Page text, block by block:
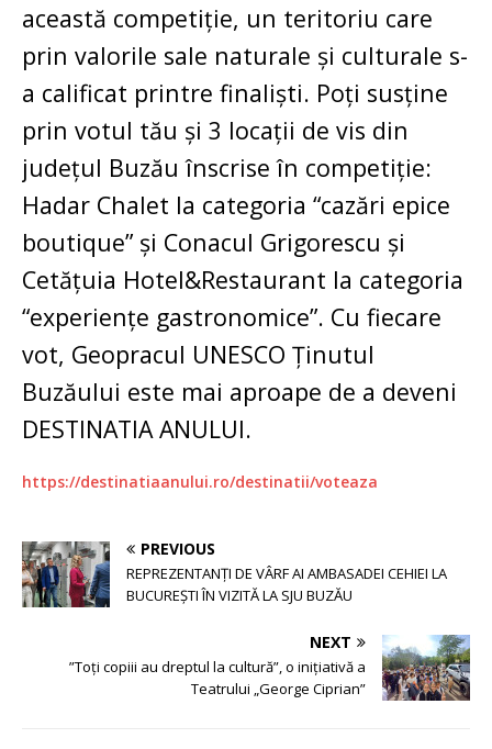
această competiție, un teritoriu care
prin valorile sale naturale și culturale s-
a calificat printre finaliști. Poți susține
prin votul tău și 3 locații de vis din
județul Buzău înscrise în competiție:
Hadar Chalet la categoria “cazări epice
boutique” și Conacul Grigorescu și
Cetățuia Hotel&Restaurant la categoria
“experiențe gastronomice”. Cu fiecare
vot, Geopracul UNESCO Ținutul
Buzăului este mai aproape de a deveni
DESTINATIA ANULUI.
https://destinatiaanului.ro/destinatii/voteaza
PREVIOUS
REPREZENTANȚI DE VÂRF AI AMBASADEI CEHIEI LA
BUCUREȘTI ÎN VIZITĂ LA SJU BUZĂU
NEXT
”Toți copiii au dreptul la cultură”, o inițiativă a
Teatrului „George Ciprian”